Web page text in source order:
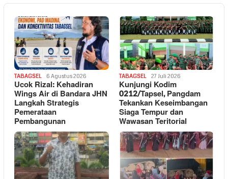
TABAGSEL 6 Agustus 2026
Ucok Rizal: Kehadiran
Wings Air di Bandara JHN
Langkah Strategis
Pemerataan
Pembangunan
TABAGSEL 27 Juli 2026
Kunjungi Kodim
0212/Tapsel, Pangdam
Tekankan Keseimbangan
Siaga Tempur dan
Wawasan Teritorial